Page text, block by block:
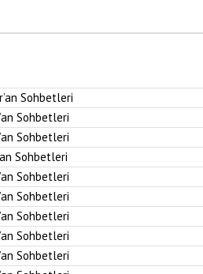
Sohbetleri
Sohbetleri
Sohbetleri
Sohbetleri
Sohbetleri
Sohbetleri
Sohbetleri
Sohbetleri
Sohbetleri